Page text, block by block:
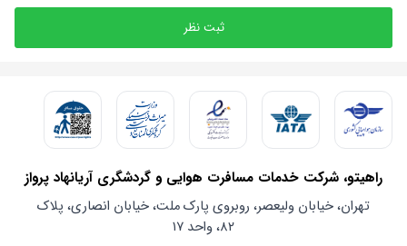
ثبت نظر
راهیتو، شرکت خدمات مسافرت هوایی و گردشگری آریانهاد پرواز
تهران، خیابان ولیعصر، روبروی پارک ملت، خیابان انصاری، پلاک
۸۲، واحد ۱۷